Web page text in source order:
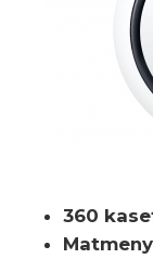
360